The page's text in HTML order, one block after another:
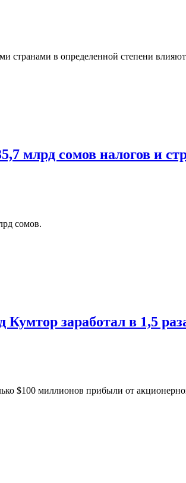
странами в определенной степени
млрд сомов налогов и
сомов.
заработал в 1,5
$100 миллионов прибыли от